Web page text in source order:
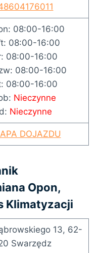
08:00-16:00
08:00-16:00
08:00-16:00
08:00-16:00
08:00-16:00
Nieczynne
Nieczynne
DOJAZDU
Opon,
Klimatyzacji
13, 62-
Swarzędz